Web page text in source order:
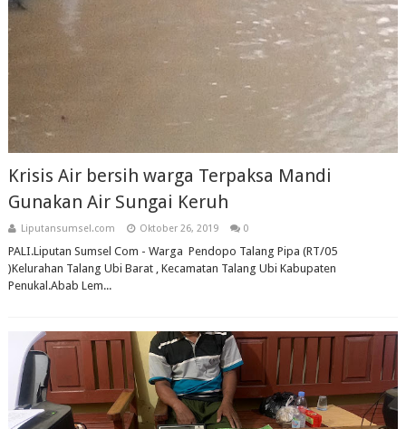
Krisis Air bersih warga Terpaksa Mandi
Gunakan Air Sungai Keruh
Liputansumsel.com Oktober 26, 2019 0
PALI.Liputan Sumsel Com - Warga Pendopo Talang Pipa (RT/05
)Kelurahan Talang Ubi Barat , Kecamatan Talang Ubi Kabupaten
Penukal.Abab Lem...